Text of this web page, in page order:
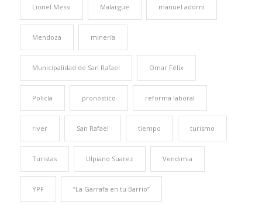
Lionel Messi Malargüe manuel adorni
Mendoza minería
Municipalidad de San Rafael Omar Félix
Policía pronóstico reforma laboral
river San Rafael tiempo turismo
Turistas Ulpiano Suarez Vendimia
YPF “La Garrafa en tu Barrio”